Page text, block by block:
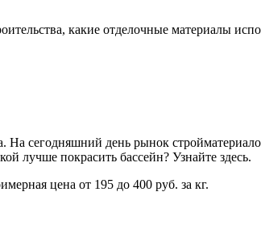
какие отделочные материалы
сегодняшний день рынок
лучше покрасить бассейн? Узнайте здесь.
цена от 195 до 400 руб. за кг.